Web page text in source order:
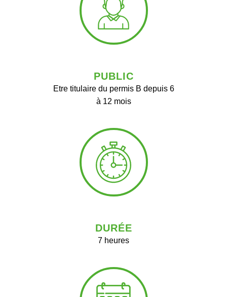
PUBLIC
Etre titulaire du permis B depuis 6
à 12 mois
DURÉE
7 heures